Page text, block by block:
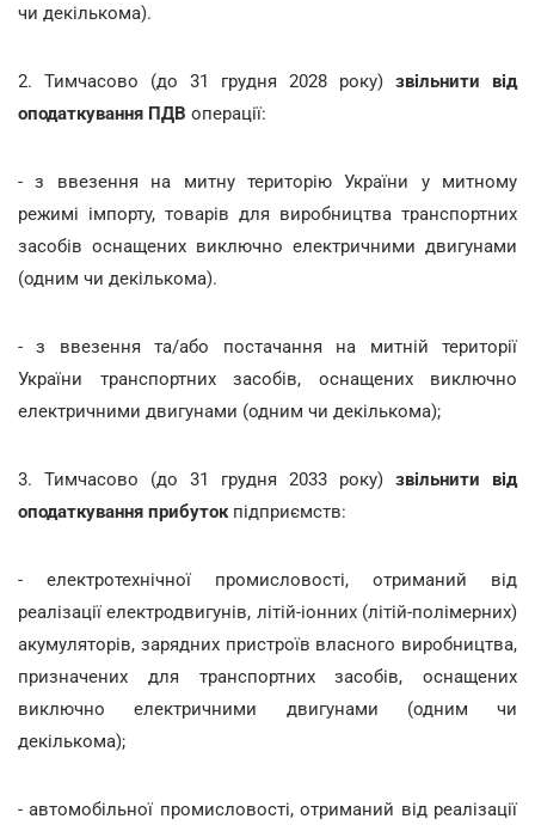
чи декількома).
2. Тимчасово (до 31 грудня 2028 року) звільнити від
оподаткування ПДВ операції:
- з ввезення на митну територію України у митному
режимі імпорту, товарів для виробництва транспортних
засобів оснащених виключно електричними двигунами
(одним чи декількома).
- з ввезення та/або постачання на митній території
України транспортних засобів, оснащених виключно
електричними двигунами (одним чи декількома);
3. Тимчасово (до 31 грудня 2033 року) звільнити від
оподаткування прибутокпідприємств:
- електротехнічної промисловості, отриманий від
реалізації електродвигунів, літій-іонних (літій-полімерних)
акумуляторів, зарядних пристроїв власного виробництва,
призначених для транспортних засобів, оснащених
виключно електричними двигунами (одним чи
декількома);
- автомобільної промисловості, отриманий від реалізації